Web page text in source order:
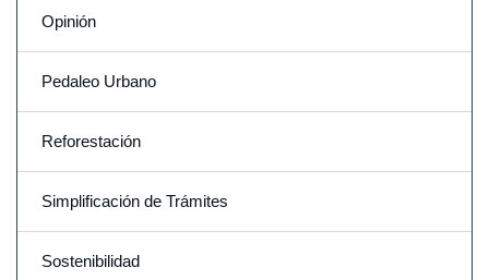
Opinión
Pedaleo Urbano
Reforestación
Simplificación de Trámites
Sostenibilidad